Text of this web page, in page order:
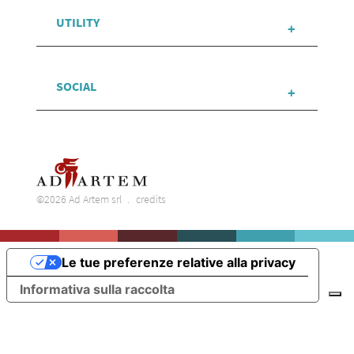
UTILITY
SOCIAL
©2026 Ad Artem srl credits
Informativa sulla raccolta
Le tue preferenze relative alla privacy